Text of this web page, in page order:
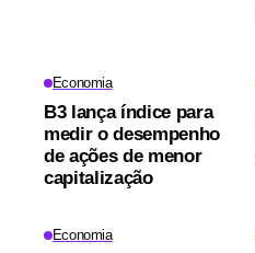
Economia
B3 lança índice para
medir o desempenho
de ações de menor
capitalização
Economia